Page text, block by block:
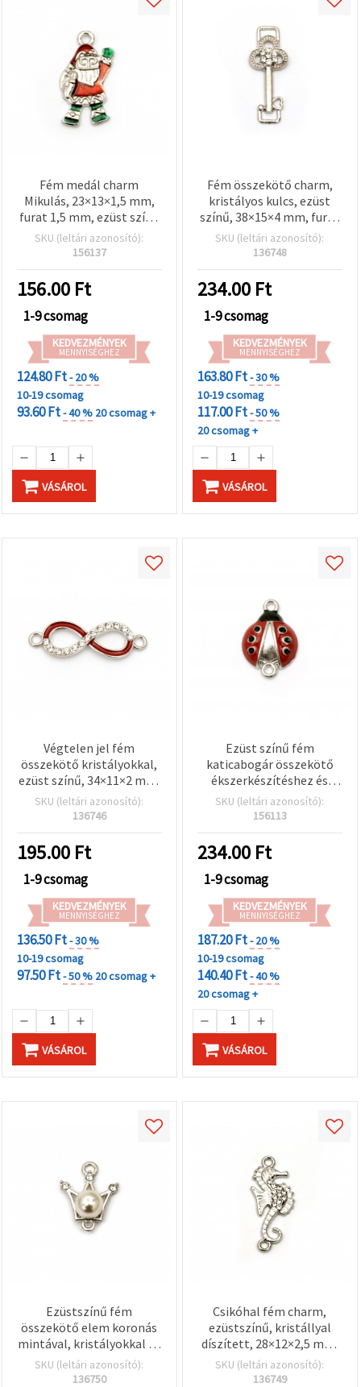
Fém medál charm
Mikulás, 23×13×1,5 mm,
furat 1,5 mm, ezüst színű
- 2 db
SKU (leltári azonosító):
156137
156.00 Ft
1-9 csomag
KEDVEZMÉNYEK
MENNYISÉGHEZ
124.80 Ft- 20 %
10-19 csomag
93.60 Ft- 40 % 20 csomag +
VÁSÁROL
Fém összekötő charm,
kristályos kulcs, ezüst
színű, 38×15×4 mm, furat
1,5 mm – 2 db
SKU (leltári azonosító):
136748
234.00 Ft
1-9 csomag
KEDVEZMÉNYEK
MENNYISÉGHEZ
163.80 Ft- 30 %
10-19 csomag
117.00 Ft- 50 %
20 csomag +
VÁSÁROL
Végtelen jel fém
összekötő kristályokkal,
ezüst színű, 34×11×2 mm,
furat 1,5 mm – 2 db
SKU (leltári azonosító):
136746
195.00 Ft
1-9 csomag
KEDVEZMÉNYEK
MENNYISÉGHEZ
136.50 Ft- 30 %
10-19 csomag
97.50 Ft- 50 % 20 csomag +
VÁSÁROL
Ezüst színű fém
katicabogár összekötő
ékszerkészítéshez és
kreatív hobbi
projektekhez, 20x14x5
SKU (leltári azonosító):
156113
234.00 Ft
1-9 csomag
KEDVEZMÉNYEK
MENNYISÉGHEZ
187.20 Ft- 20 %
10-19 csomag
140.40 Ft- 40 %
20 csomag +
VÁSÁROL
Ezüstszínű fém
összekötő elem koronás
mintával, kristályokkal és
gyönggyel, 21x16x9 mm,
furat 1,5 mm - 2 db
SKU (leltári azonosító):
136750
Csikóhal fém charm,
ezüstszínű, kristállyal
díszített, 28×12×2,5 mm,
1,5 mm furat, 2 db –
karkötőkhöz és
SKU (leltári azonosító):
136749